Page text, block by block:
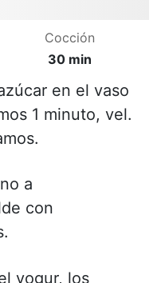
Cocción
30 min
en el vaso
1 minuto, vel.
a
con
yogur, los